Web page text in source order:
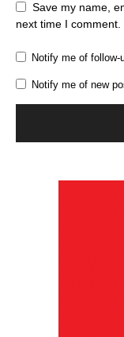
Save my name,
next time I comment.
Notify me of follow-
Notify me of new